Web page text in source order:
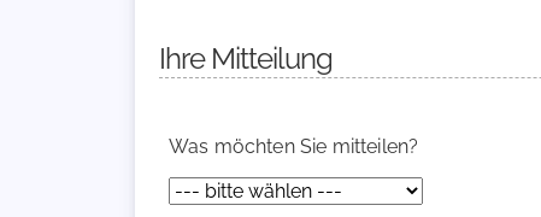
Ihre Mitteilung
Was möchten Sie mitteilen?